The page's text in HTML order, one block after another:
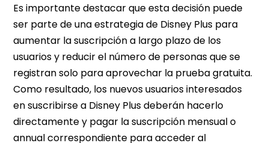
Es importante destacar que esta decisión puede
ser parte de una estrategia de Disney Plus para
aumentar la suscripción a largo plazo de los
usuarios y reducir el número de personas que se
registran solo para aprovechar la prueba gratuita.
Como resultado, los nuevos usuarios interesados
en suscribirse a Disney Plus deberán hacerlo
directamente y pagar la suscripción mensual o
annual correspondiente para acceder al